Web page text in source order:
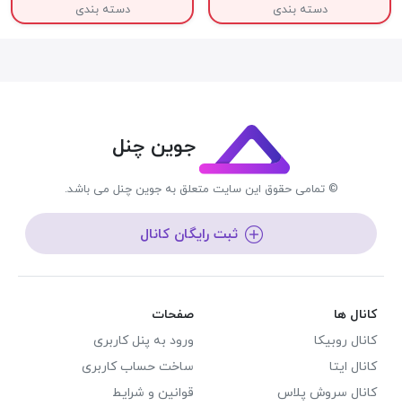
دسته بندی
دسته بندی
جوین چنل
© تمامی حقوق این سایت متعلق به جوین چنل می باشد.
ثبت رایگان کانال
کانال ها
کانال روبیکا
کانال ایتا
کانال سروش پلاس
صفحات
ورود به پنل کاربری
ساخت حساب کاربری
قوانین و شرایط